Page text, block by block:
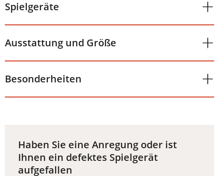
Spielgeräte
Ausstattung und Größe
Besonderheiten
Haben Sie eine Anregung oder ist
Ihnen ein defektes Spielgerät
aufgefallen